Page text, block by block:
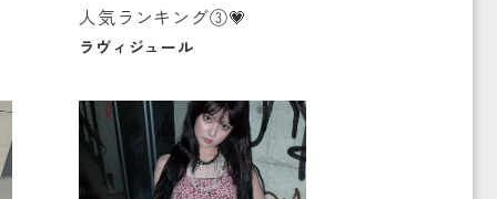
人気ランキング③💗
ラヴィジュール